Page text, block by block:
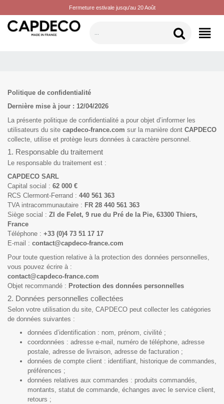
Fermeture estivale jusqu'au 20 Août
CATÉGORIES
Politique de confidentialité
Dernière mise à jour : 12/04/2026
La présente politique de confidentialité a pour objet d’informer les
utilisateurs du site capdeco-france.com sur la manière dont CAPDECO
collecte, utilise et protège leurs données à caractère personnel.
1. Responsable du traitement
Le responsable du traitement est :
CAPDECO SARL
Capital social : 62 000 €
RCS Clermont-Ferrand : 440 561 363
TVA intracommunautaire : FR 28 440 561 363
Siège social : ZI de Felet, 9 rue du Pré de la Pie, 63300 Thiers,
France
Téléphone : +33 (0)4 73 51 17 17
E-mail : contact@capdeco-france.com
Pour toute question relative à la protection des données personnelles,
vous pouvez écrire à :
contact@capdeco-france.com
Objet recommandé : Protection des données personnelles
2. Données personnelles collectées
Selon votre utilisation du site, CAPDECO peut collecter les catégories
de données suivantes :
données d’identification : nom, prénom, civilité ;
coordonnées : adresse e-mail, numéro de téléphone, adresse
postale, adresse de livraison, adresse de facturation ;
données de compte client : identifiant, historique de commandes,
préférences ;
données relatives aux commandes : produits commandés,
montants, statut de commande, échanges avec le service client,
retours ;